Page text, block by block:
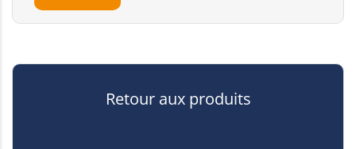
Retour aux produits